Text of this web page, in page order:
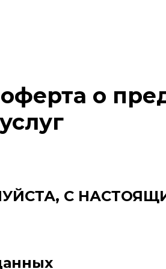
о
услуг
С